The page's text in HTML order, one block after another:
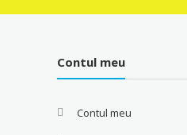
Contul meu
Contul meu